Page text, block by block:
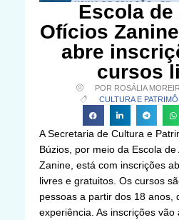
Escola de
Ofícios
abre
cursos
POR ROSÁLIA
CULTURA E
A Secretaria de Cultura e
Búzios, por meio da Escola
Zanine, está com inscrições
livres e gratuitos. Os cursos
pessoas a partir dos 18 anos,
experiência. As inscrições